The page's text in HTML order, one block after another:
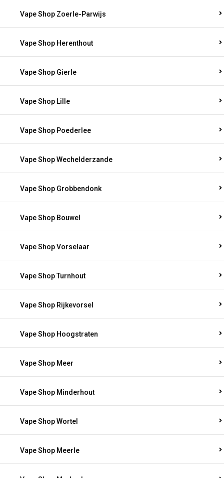
Vape Shop Zoerle-Parwijs
Vape Shop Herenthout
Vape Shop Gierle
Vape Shop Lille
Vape Shop Poederlee
Vape Shop Wechelderzande
Vape Shop Grobbendonk
Vape Shop Bouwel
Vape Shop Vorselaar
Vape Shop Turnhout
Vape Shop Rijkevorsel
Vape Shop Hoogstraten
Vape Shop Meer
Vape Shop Minderhout
Vape Shop Wortel
Vape Shop Meerle